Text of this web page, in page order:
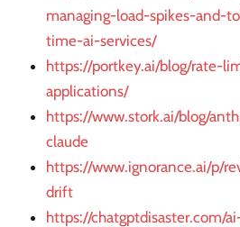
managing-load-spikes-and-
time-ai-services/
https://portkey.ai/blog/rate-
applications/
https://www.stork.ai/blog/
claude
https://www.ignorance.ai/p/
drift
https://chatgptdisaster.com/